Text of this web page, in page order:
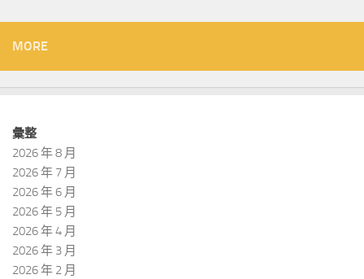
MORE
彙整
2026 年 8 月
2026 年 7 月
2026 年 6 月
2026 年 5 月
2026 年 4 月
2026 年 3 月
2026 年 2 月